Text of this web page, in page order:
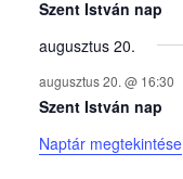
y
e
k
Szent István nap
augusztus 20.
augusztus 20. @ 16:30
Szent István nap
Naptár megtekintése